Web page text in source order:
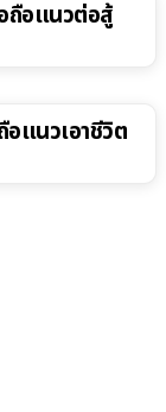
ถือแนวต่อสู้
แนวเอาชีวิต